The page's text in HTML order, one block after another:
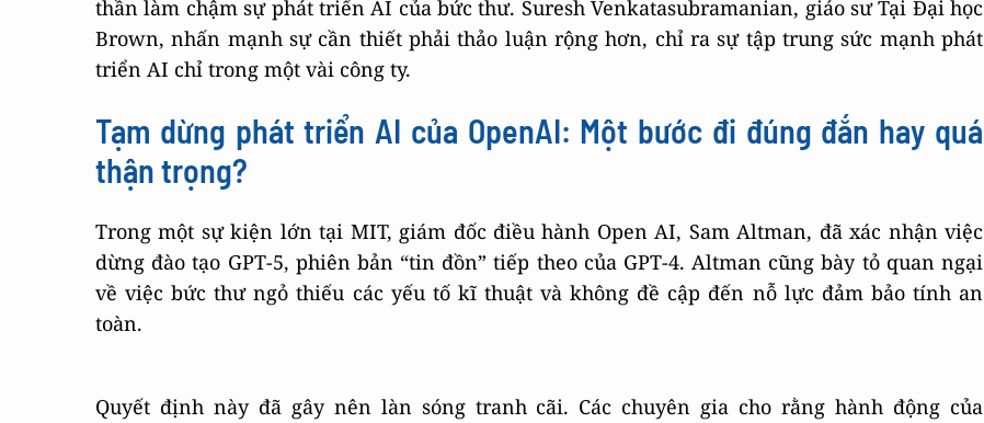
thần làm chậm sự phát triển AI của bức thư. Suresh Venkatasubramanian, giáo sư Tại Đại học
Brown, nhấn mạnh sự cần thiết phải thảo luận rộng hơn, chỉ ra sự tập trung sức mạnh phát
triển AI chỉ trong một vài công ty.
Tạm dừng phát triển AI của OpenAI: Một bước đi đúng đắn hay quá
thận trọng?
Trong một sự kiện lớn tại MIT, giám đốc điều hành Open AI, Sam Altman, đã xác nhận việc
dừng đào tạo GPT-5, phiên bản “tin đồn” tiếp theo của GPT-4. Altman cũng bày tỏ quan ngại
về việc bức thư ngỏ thiếu các yếu tố kĩ thuật và không đề cập đến nỗ lực đảm bảo tính an
toàn.
Quyết định này đã gây nên làn sóng tranh cãi. Các chuyên gia cho rằng hành động của